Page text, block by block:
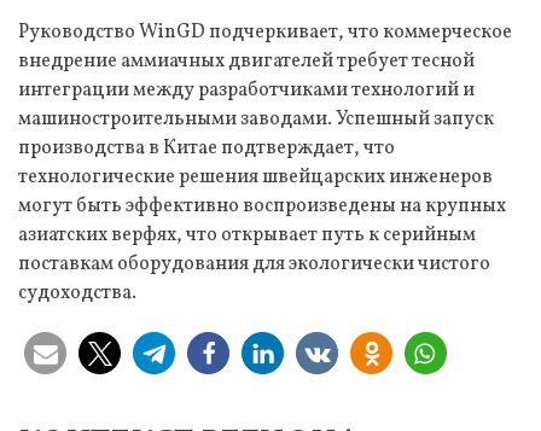
Руководство WinGD подчеркивает, что коммерческое
внедрение аммиачных двигателей требует тесной
интеграции между разработчиками технологий и
машиностроительными заводами. Успешный запуск
производства в Китае подтверждает, что
технологические решения швейцарских инженеров
могут быть эффективно воспроизведены на крупных
азиатских верфях, что открывает путь к серийным
поставкам оборудования для экологически чистого
судоходства.